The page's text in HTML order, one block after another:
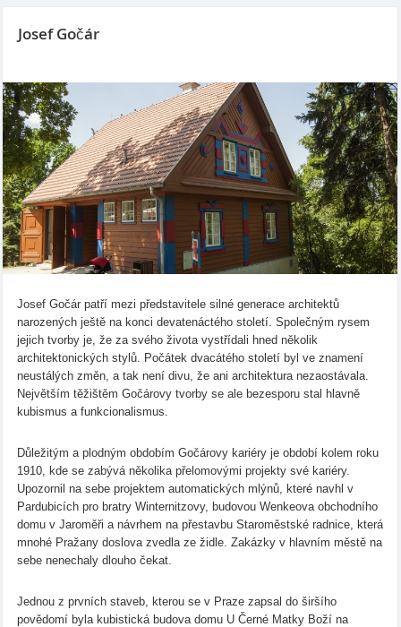
Josef Gočár
Josef Gočár patří mezi představitele silné generace architektů
narozených ještě na konci devatenáctého století. Společným rysem
jejich tvorby je, že za svého života vystřídali hned několik
architektonických stylů. Počátek dvacátého století byl ve znamení
neustálých změn, a tak není divu, že ani architektura nezaostávala.
Největším těžištěm Gočárovy tvorby se ale bezesporu stal hlavně
kubismus a funkcionalismus.
Důležitým a plodným obdobím Gočárovy kariéry je období kolem roku
1910, kde se zabývá několika přelomovými projekty své kariéry.
Upozornil na sebe projektem automatických mlýnů, které navhl v
Pardubicích pro bratry Winternitzovy, budovou Wenkeova obchodního
domu v Jaroměři a návrhem na přestavbu Staroměstské radnice, která
mnohé Pražany doslova zvedla ze židle. Zakázky v hlavním městě na
sebe nenechaly dlouho čekat.
Jednou z prvních staveb, kterou se v Praze zapsal do širšího
povědomí byla kubistická budova domu U Černé Matky Boží na